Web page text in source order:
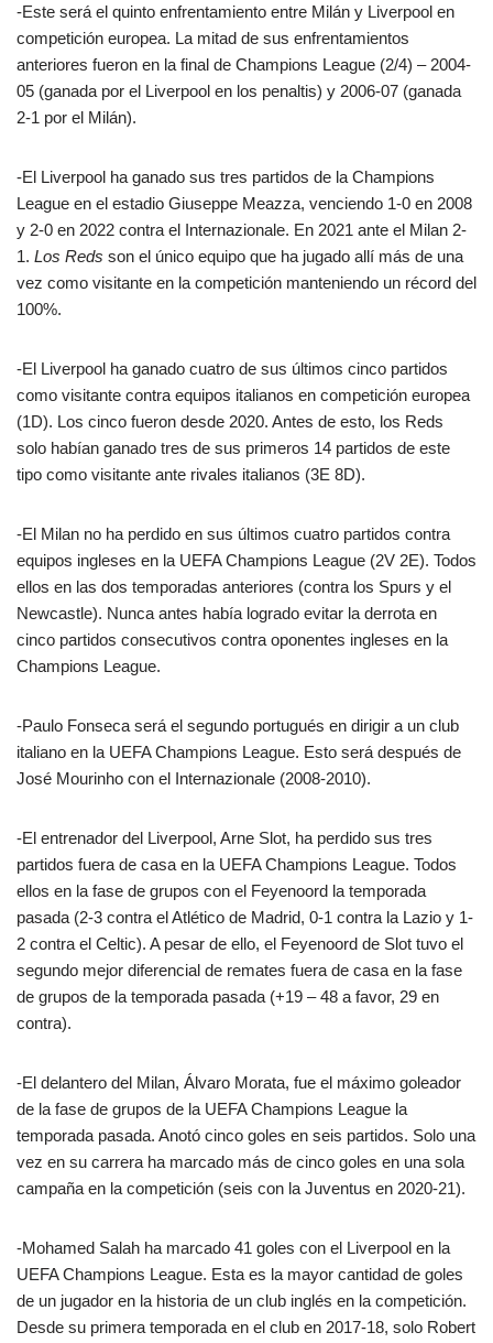
-Este será el quinto enfrentamiento entre Milán y Liverpool en
competición europea. La mitad de sus enfrentamientos
anteriores fueron en la final de Champions League (2/4) – 2004-
05 (ganada por el Liverpool en los penaltis) y 2006-07 (ganada
2-1 por el Milán).
-El Liverpool ha ganado sus tres partidos de la Champions
League en el estadio Giuseppe Meazza, venciendo 1-0 en 2008
y 2-0 en 2022 contra el Internazionale. En 2021 ante el Milan 2-
1. Los Reds son el único equipo que ha jugado allí más de una
vez como visitante en la competición manteniendo un récord del
100%.
-El Liverpool ha ganado cuatro de sus últimos cinco partidos
como visitante contra equipos italianos en competición europea
(1D). Los cinco fueron desde 2020. Antes de esto, los Reds
solo habían ganado tres de sus primeros 14 partidos de este
tipo como visitante ante rivales italianos (3E 8D).
-El Milan no ha perdido en sus últimos cuatro partidos contra
equipos ingleses en la UEFA Champions League (2V 2E). Todos
ellos en las dos temporadas anteriores (contra los Spurs y el
Newcastle). Nunca antes había logrado evitar la derrota en
cinco partidos consecutivos contra oponentes ingleses en la
Champions League.
-Paulo Fonseca será el segundo portugués en dirigir a un club
italiano en la UEFA Champions League. Esto será después de
José Mourinho con el Internazionale (2008-2010).
-El entrenador del Liverpool, Arne Slot, ha perdido sus tres
partidos fuera de casa en la UEFA Champions League. Todos
ellos en la fase de grupos con el Feyenoord la temporada
pasada (2-3 contra el Atlético de Madrid, 0-1 contra la Lazio y 1-
2 contra el Celtic). A pesar de ello, el Feyenoord de Slot tuvo el
segundo mejor diferencial de remates fuera de casa en la fase
de grupos de la temporada pasada (+19 – 48 a favor, 29 en
contra).
-El delantero del Milan, Álvaro Morata, fue el máximo goleador
de la fase de grupos de la UEFA Champions League la
temporada pasada. Anotó cinco goles en seis partidos. Solo una
vez en su carrera ha marcado más de cinco goles en una sola
campaña en la competición (seis con la Juventus en 2020-21).
-Mohamed Salah ha marcado 41 goles con el Liverpool en la
UEFA Champions League. Esta es la mayor cantidad de goles
de un jugador en la historia de un club inglés en la competición.
Desde su primera temporada en el club en 2017-18, solo Robert